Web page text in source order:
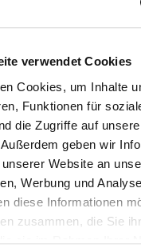
verwendet Cookies
Cookies, um Inhalte
Funktionen für
die Zugriffe auf
geben wir
Website an
Werbung und
diese Informationen
zusammen, die Sie
Leibung
Leibung bündig mit
auf Außenwand
nach